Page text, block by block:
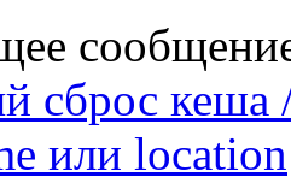
сброс кеша
или location